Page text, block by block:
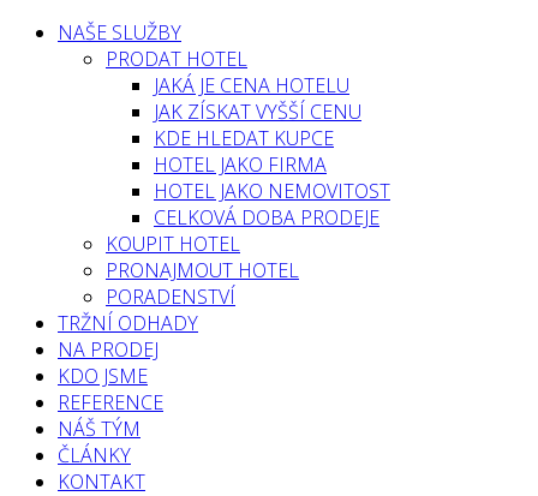
NAŠE SLUŽBY
PRODAT HOTEL
JAKÁ JE CENA HOTELU
JAK ZÍSKAT VYŠŠÍ CENU
KDE HLEDAT KUPCE
HOTEL JAKO FIRMA
HOTEL JAKO NEMOVITOST
CELKOVÁ DOBA PRODEJE
KOUPIT HOTEL
PRONAJMOUT HOTEL
PORADENSTVÍ
TRŽNÍ ODHADY
NA PRODEJ
KDO JSME
REFERENCE
NÁŠ TÝM
ČLÁNKY
KONTAKT